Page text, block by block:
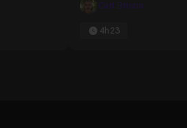
Carl Brison
4h23